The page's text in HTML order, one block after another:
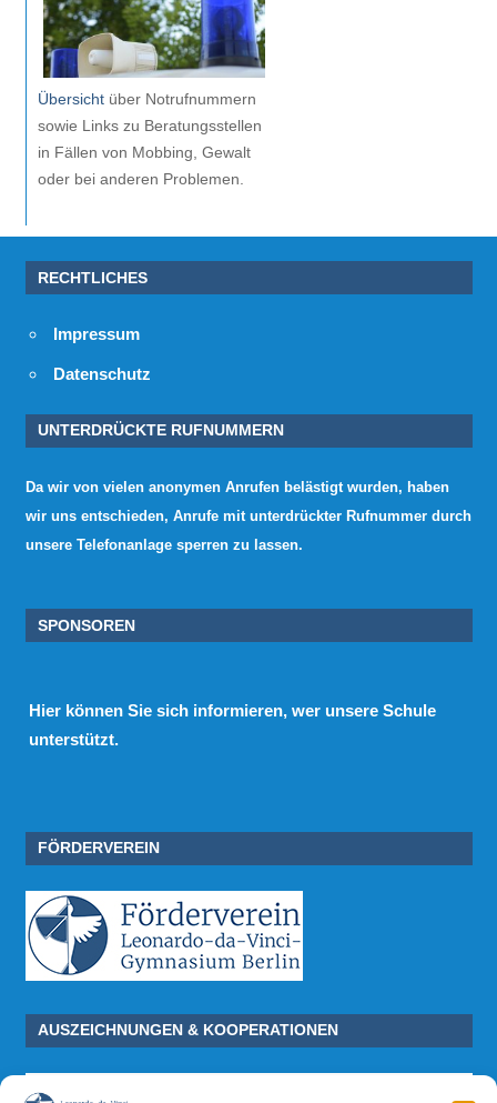
Übersichtüber Notrufnummern
sowie Links zu Beratungsstellen
in Fällen von Mobbing, Gewalt
oder bei anderen Problemen.
RECHTLICHES
Impressum
Datenschutz
UNTERDRÜCKTE RUFNUMMERN
Da wir von vielen anonymen Anrufen belästigt wurden, haben
wir uns entschieden, Anrufe mit unterdrückter Rufnummer durch
unsere Telefonanlage sperren zu lassen.
SPONSOREN
Hier können Sie sich informieren, wer unsere Schule
unterstützt.
FÖRDERVEREIN
AUSZEICHNUNGEN & KOOPERATIONEN